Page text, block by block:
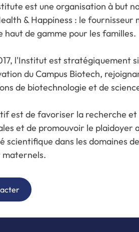
est une organisation à but
& Happiness : le
haut de gamme pour les familles.
l'Institut est stratégiquement
du Campus Biotech,
de biotechnologie et de
est de favoriser la recherche
et de promouvoir le plaidoyer
scientifique dans les domaines